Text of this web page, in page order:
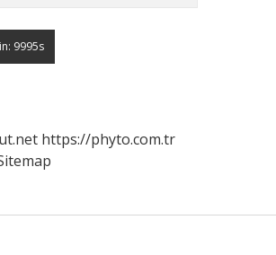
https://phyto.com.tr